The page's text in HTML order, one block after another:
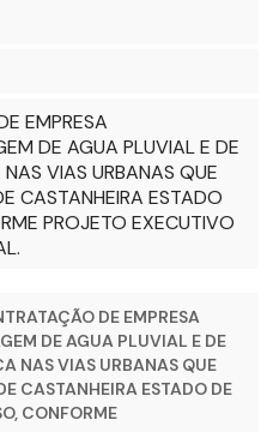
EMPRESA
DE AGUA PLUVIAL E DE
VIAS URBANAS QUE
CASTANHEIRA ESTADO
PROJETO EXECUTIVO
DE EMPRESA
DE AGUA PLUVIAL E DE
NAS VIAS URBANAS QUE
CASTANHEIRA ESTADO DE
CONFORME